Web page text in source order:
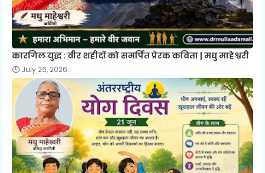
कारगिल युद्ध : वीर शहीदों को समर्पित प्रेरक कविता | मधु माहेश्वरी
July 26, 2026